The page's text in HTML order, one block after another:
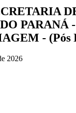
PARANÁ
- (Pós
2026